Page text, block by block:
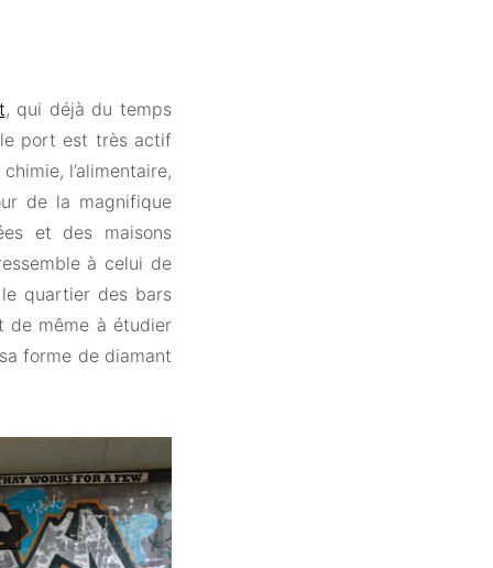
, qui déjà du temps
le port est très actif
l’alimentaire,
de la magnifique
et des maisons
à celui de
quartier des bars
même à étudier
forme de diamant